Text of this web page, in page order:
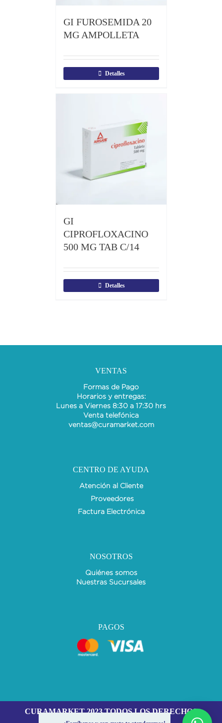
GI FUROSEMIDA 20
MG AMPOLLETA
Detalles
GI
CIPROFLOXACINO
500 MG TAB C/14
Detalles
VENTAS
Formas de Pago
Horarios y entregas:
Lunes a Viernes 8:30 a 17:30 hrs
Venta telefónica
ventas@curamarket.com
CENTRO DE AYUDA
Atención al Cliente
Proveedores
Factura Electrónica
NOSOTROS
Quiénes somos
Nuestras Sucursales
PAGOS
CURAMARKET 2023 TODOS LOS DERECHOS